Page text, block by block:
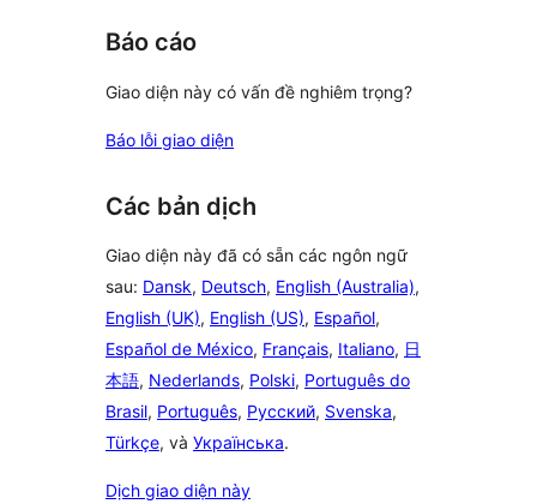
Báo cáo
Giao diện này có vấn đề nghiêm trọng?
Báo lỗi giao diện
Các bản dịch
Giao diện này đã có sẵn các ngôn ngữ
sau: Dansk, Deutsch, English (Australia),
English (UK), English (US), Español,
Español de México, Français, Italiano, 日
本語, Nederlands, Polski, Português do
Brasil, Português, Русский, Svenska,
Türkçe, và Українська.
Dịch giao diện này